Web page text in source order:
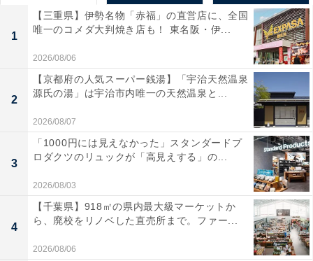
1
【三重県】伊勢名物「赤福」の直営店に、全国
唯一のコメダ大判焼き店も！ 東名阪・伊...
2026/08/06
2
【京都府の人気スーパー銭湯】「宇治天然温泉
源氏の湯」は宇治市内唯一の天然温泉と...
2026/08/07
3
「1000円には見えなかった」スタンダードプ
ロダクツのリュックが「高見えする」の...
2026/08/03
4
【千葉県】918㎡の県内最大級マーケットか
ら、廃校をリノベした直売所まで。ファー...
2026/08/06